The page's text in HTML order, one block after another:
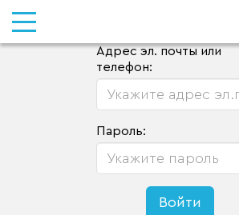
Адрес эл. почты или
телефон:
Пароль: